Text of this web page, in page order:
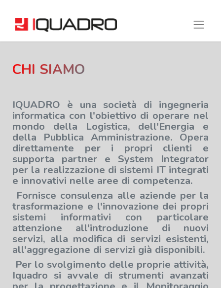
CHI SIAMO
IQUADRO è una società di ingegneria
informatica con l'obiettivo di operare nel
mondo della Logistica, dell'Energia e
della Pubblica Amministrazione. Opera
direttamente per i propri clienti e
supporta partner e System Integrator
per la realizzazione di sistemi IT integrati
e innovativi nelle aree di competenza.
Fornisce consulenza alle aziende per la
trasformazione e l'innovazione dei propri
sistemi informativi con particolare
attenzione all'introduzione di nuovi
servizi, alla modifica di servizi esistenti,
all'aggregazione di servizi già disponibili.
Per lo svolgimento delle proprie attività,
Iquadro si avvale di strumenti avanzati